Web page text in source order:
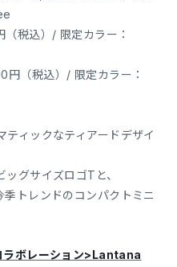
税込）/ 限定カラー：
（税込）/ 限定カラー：
ィックなティアードデザイ
ッグサイズロゴTと、
トレンドのコンパクトミニ
ラボレーション>Lantana